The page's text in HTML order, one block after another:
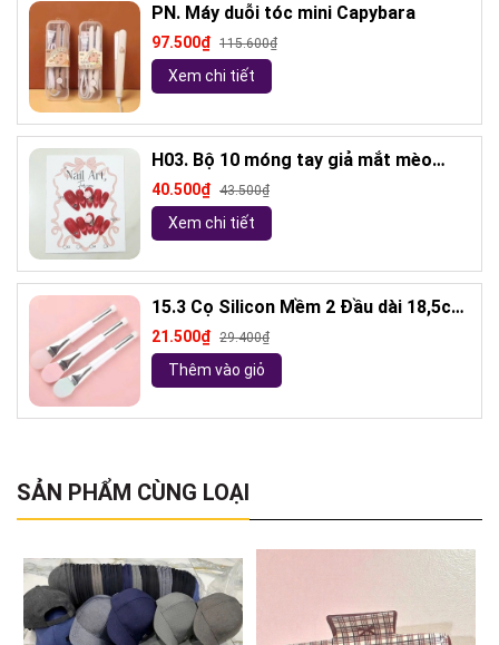
PN. Máy duỗi tóc mini Capybara
97.500₫ 115.600₫
Xem chi tiết
H03. Bộ 10 móng tay giả mắt mèo
kèm keo và giũa móng (ngẫu nhiên)
40.500₫ 43.500₫
Xem chi tiết
15.3 Cọ Silicon Mềm 2 Đầu dài 18,5cm
( ngẫu nhiên)
21.500₫ 29.400₫
Thêm vào giỏ
SẢN PHẨM CÙNG LOẠI